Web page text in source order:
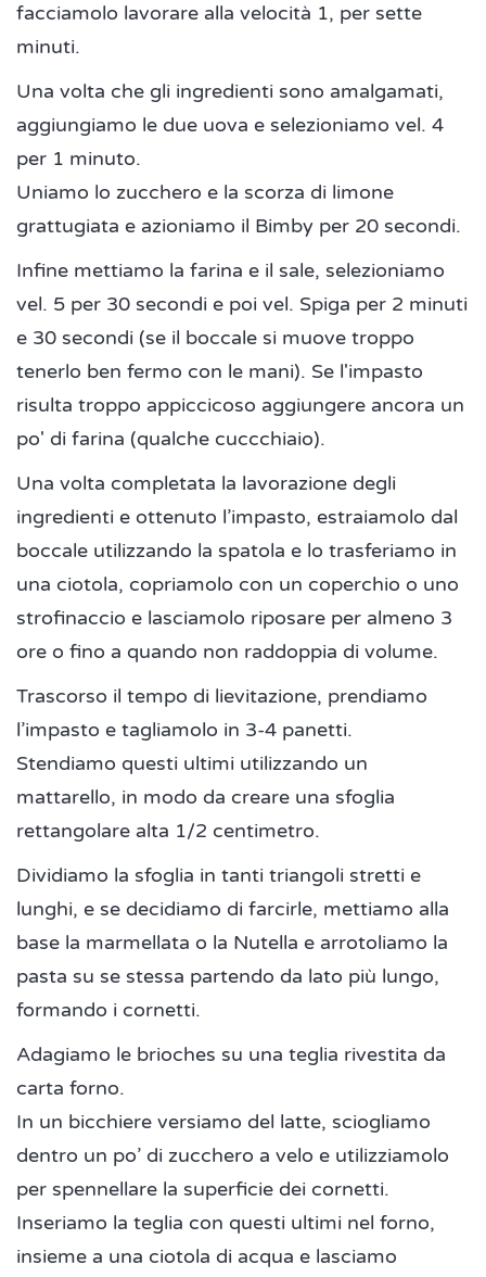
facciamolo lavorare alla velocità 1, per sette
minuti.
Una volta che gli ingredienti sono amalgamati,
aggiungiamo le due uova e selezioniamo vel. 4
per 1 minuto.
Uniamo lo zucchero e la scorza di limone
grattugiata e azioniamo il Bimby per 20 secondi.
Infine mettiamo la farina e il sale, selezioniamo
vel. 5 per 30 secondi e poi vel. Spiga per 2 minuti
e 30 secondi (se il boccale si muove troppo
tenerlo ben fermo con le mani). Se l'impasto
risulta troppo appiccicoso aggiungere ancora un
po' di farina (qualche cuccchiaio).
Una volta completata la lavorazione degli
ingredienti e ottenuto l’impasto, estraiamolo dal
boccale utilizzando la spatola e lo trasferiamo in
una ciotola, copriamolo con un coperchio o uno
strofinaccio e lasciamolo riposare per almeno 3
ore o fino a quando non raddoppia di volume.
Trascorso il tempo di lievitazione, prendiamo
l’impasto e tagliamolo in 3-4 panetti.
Stendiamo questi ultimi utilizzando un
mattarello, in modo da creare una sfoglia
rettangolare alta 1/2 centimetro.
Dividiamo la sfoglia in tanti triangoli stretti e
lunghi, e se decidiamo di farcirle, mettiamo alla
base la marmellata o la Nutella e arrotoliamo la
pasta su se stessa partendo da lato più lungo,
formando i cornetti.
Adagiamo le brioches su una teglia rivestita da
carta forno.
In un bicchiere versiamo del latte, sciogliamo
dentro un po’ di zucchero a velo e utilizziamolo
per spennellare la superficie dei cornetti.
Inseriamo la teglia con questi ultimi nel forno,
insieme a una ciotola di acqua e lasciamo